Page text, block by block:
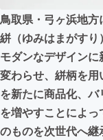
まちづ
鳥取県・弓ヶ浜地方
絣（ゆみはまがすり
モダンなデザイン
変わらせ、絣柄を用
を新たに商品化、
を増やすことによ
のものを次世代へ継